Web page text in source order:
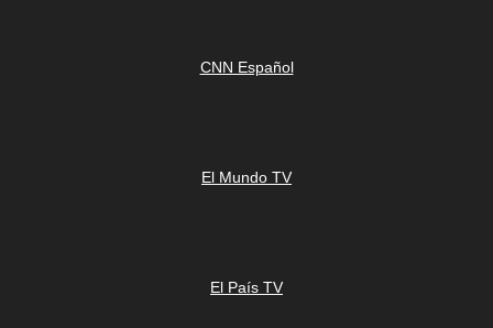
CNN Español
El Mundo TV
El País TV